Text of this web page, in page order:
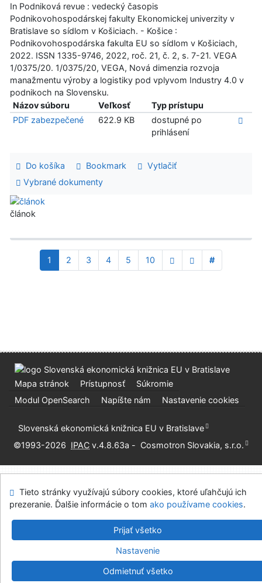
In Podniková revue : vedecký časopis
Podnikovohospodárskej fakulty Ekonomickej univerzity v
Bratislave so sídlom v Košiciach. - Košice :
Podnikovohospodárska fakulta EU so sídlom v Košiciach,
2022. ISSN 1335-9746, 2022, roč. 21, č. 2, s. 7-21. VEGA
1/0375/20. 1/0375/20, VEGA, Nová dimenzia rozvoja
manažmentu výroby a logistiky pod vplyvom Industry 4.0 v
podnikoch na Slovensku.
Názov súboru
Veľkosť
Typ prístupu
PDF zabezpečené
622.9 KB
dostupné po
prihlásení
Do košíka Bookmark
Vytlačiť
Vybrané dokumenty
článok
1 2 3 4 5 10 #
Mapa stránok Prístupnosť
Súkromie
Modul OpenSearch
Napíšte nám Nastavenie cookies
Slovenská ekonomická knižnica EU v Bratislave
©1993-2026 IPAC v.4.8.63a - Cosmotron Slovakia, s.r.o.
Tieto stránky využívajú súbory cookies, ktoré uľahčujú ich
prezeranie. Ďalšie informácie o tom ako používame cookies.
Prijať všetko
Nastavenie
Odmietnuť všetko